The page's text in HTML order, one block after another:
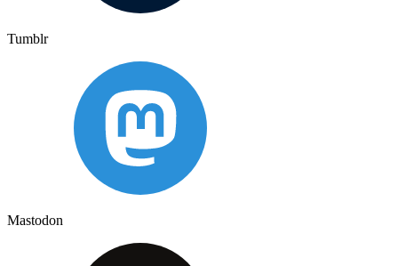
Tumblr
Mastodon